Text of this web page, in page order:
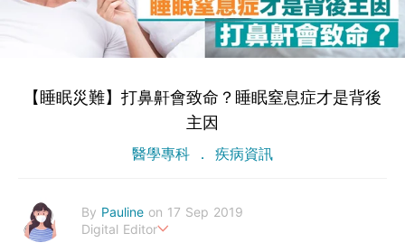
【睡眠災難】打鼻鼾會致命？睡眠窒息症才是背後
主因
醫學專科 疾病資訊
By Pauline on 17 Sep 2019
Digital Editor